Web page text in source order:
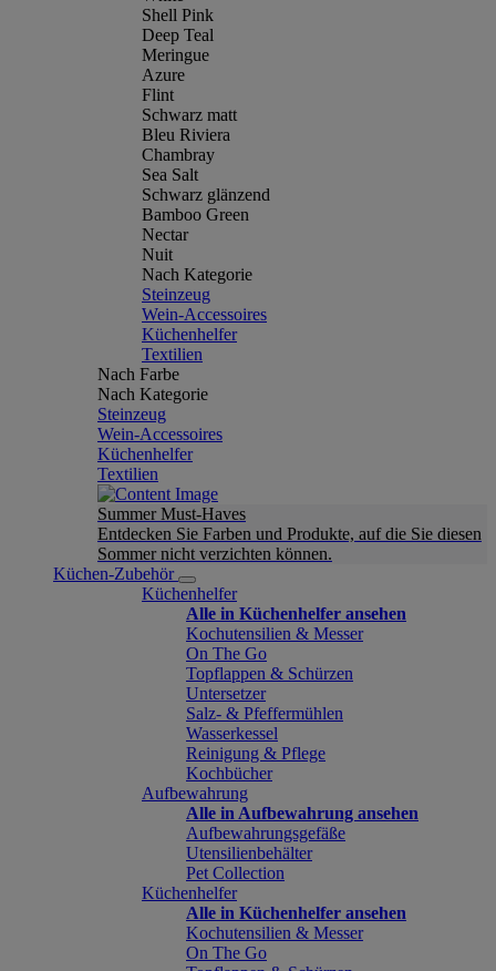
Shell Pink
Deep Teal
Meringue
Azure
Flint
Schwarz matt
Bleu Riviera
Chambray
Sea Salt
Schwarz glänzend
Bamboo Green
Nectar
Nuit
Nach Kategorie
Steinzeug
Wein-Accessoires
Küchenhelfer
Textilien
Nach Farbe
Nach Kategorie
Steinzeug
Wein-Accessoires
Küchenhelfer
Textilien
Summer Must-Haves
Entdecken Sie Farben und Produkte, auf die Sie diesen
Sommer nicht verzichten können.
Küchen-Zubehör
Küchenhelfer
Alle in Küchenhelfer ansehen
Kochutensilien & Messer
On The Go
Topflappen & Schürzen
Untersetzer
Salz- & Pfeffermühlen
Wasserkessel
Reinigung & Pflege
Kochbücher
Aufbewahrung
Alle in Aufbewahrung ansehen
Aufbewahrungsgefäße
Utensilienbehälter
Pet Collection
Küchenhelfer
Alle in Küchenhelfer ansehen
Kochutensilien & Messer
On The Go